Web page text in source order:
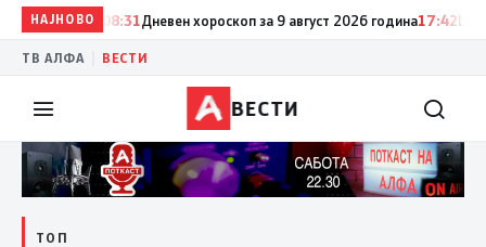
НАЈНОВО08:31Дневен хороскоп за 9 август 2026 година17:42ЦУК: До
ТВ АЛФА ВЕСТИ
ВЕСТИ
ТОП